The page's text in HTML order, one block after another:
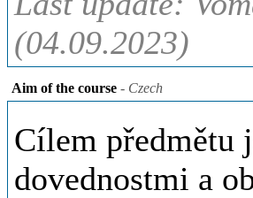
(04.09.2023)
Aim of the course - Czech
Cílem předmětu
dovednostmi a